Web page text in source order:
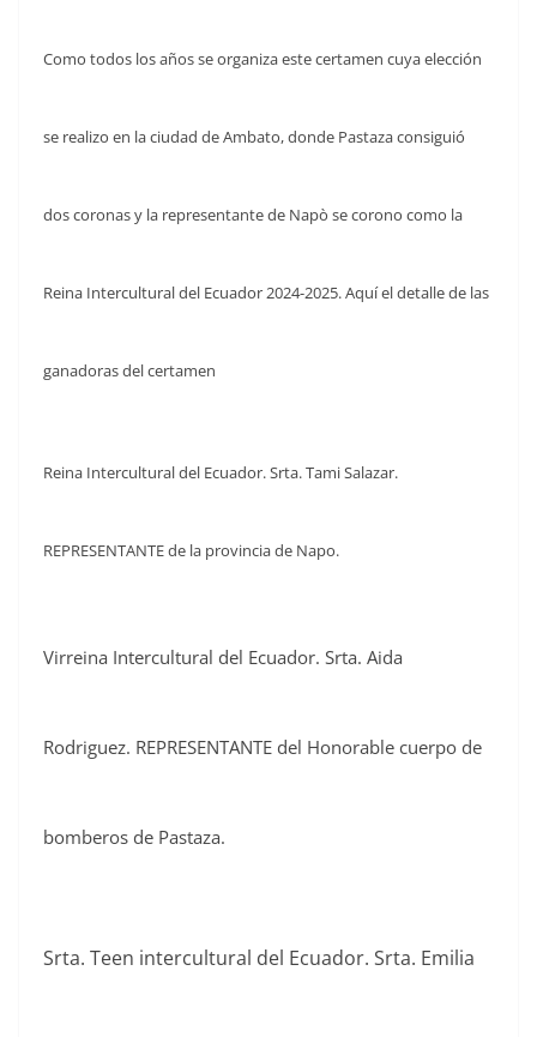
Como todos los años se organiza este certamen cuya elección
se realizo en la ciudad de Ambato, donde Pastaza consiguió
dos coronas y la representante de Napò se corono como la
Reina Intercultural del Ecuador 2024-2025. Aquí el detalle de las
ganadoras del certamen
Reina Intercultural del Ecuador. Srta. Tami Salazar.
REPRESENTANTE de la provincia de Napo.
Virreina Intercultural del Ecuador. Srta. Aida
Rodriguez. REPRESENTANTE del Honorable cuerpo de
bomberos de Pastaza.
Srta. Teen intercultural del Ecuador. Srta. Emilia